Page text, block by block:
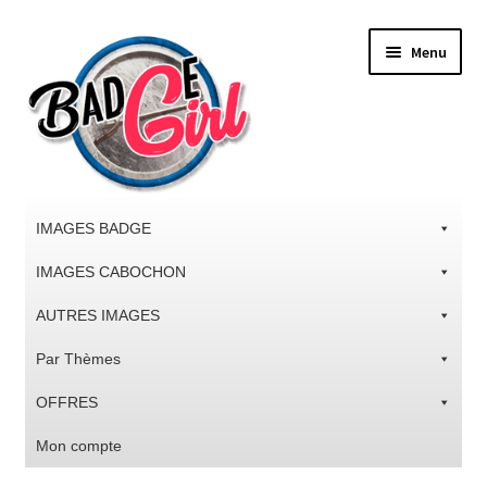
la
navigation
contenu
Menu
IMAGES BADGE
IMAGES CABOCHON
AUTRES IMAGES
Par Thèmes
OFFRES
Mon compte